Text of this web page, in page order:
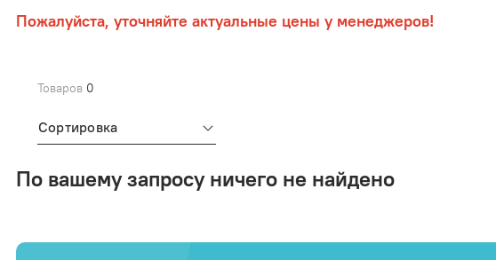
Пожалуйста, уточняйте актуальные цены у менеджеров!
Товаров 0
Сортировка
По вашему запросу ничего не найдено